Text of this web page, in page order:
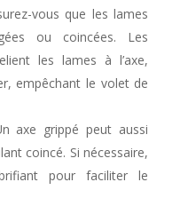
vous que les lames
ou coincées. Les
les lames à l’axe,
empêchant le volet de
axe grippé peut aussi
coincé. Si nécessaire,
pour faciliter le